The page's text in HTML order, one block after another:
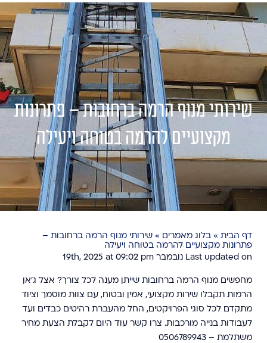
שירותי מנוף הרמה ברחובות – פתרונות
מקצועיים להרמה בטוחה ויעילה
דף הבית » בלוג מאמרים » שירותי מנוף הרמה ברחובות –
פתרונות מקצועיים להרמה בטוחה ויעילה
Last updated on נובמבר 19th, 2025 at 09:02 pm
מחפשים מנוף הרמה ברחובות שייתן מענה לכל צורך? אצל ג'אן
הרמות תקבלו שירות מקצועי, אמין ובטוח, עם צוות מוסמך וציוד
מתקדם לכל סוגי הפרויקטים, החל מהעברת רהיטים כבדים ועד
לעבודות בנייה מורכבות. צרו קשר עוד היום לקבלת הצעת מחיר
משתלמת – 0506789943